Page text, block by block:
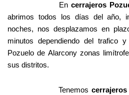
En cerrajeros
abrimos todos los días del año,
noches, nos desplazamos en
minutos dependiendo del trafico
Pozuelo de Alarcony zonas
sus distritos.
Tenemos